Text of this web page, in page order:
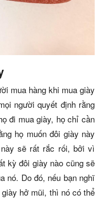
mua hàng khi mua giày
người quyết định rằng
đi mua giày, họ chỉ cần
họ muốn đôi giày này
sẽ rất rắc rối, bởi vì
kỳ đôi giày nào cũng sẽ
nó. Do đó, nếu bạn nghĩ
hở mũi, thì nó có thể